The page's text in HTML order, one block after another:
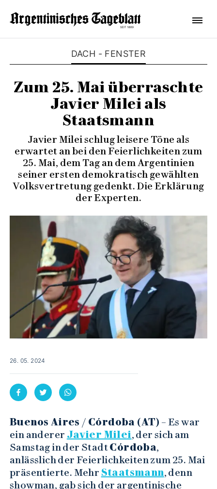
DACH - FENSTER
Zum 25. Mai überraschte
Javier Milei als
Staatsmann
Javier Milei schlug leisere Töne als
erwartet an bei den Feierlichkeiten zum
25. Mai, dem Tag an dem Argentinien
seiner ersten demokratisch gewählten
Volksvertretung gedenkt. Die Erklärung
der Experten.
26. 05. 2024
Buenos Aires / Córdoba (AT) – Es war
ein anderer Javier Milei, der sich am
Samstag in der StadtCórdoba,
anlässlich der Feierlichkeiten zum 25. Mai
präsentierte. Mehr Staatsmann, denn
showman, gab sich der argentinische